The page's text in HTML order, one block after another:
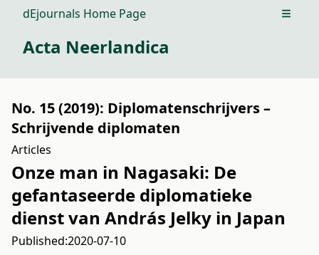
dEjournals Home Page Open
Acta Neerlandica
No. 15 (2019): Diplomatenschrijvers –
Schrijvende diplomaten
Articles
Onze man in Nagasaki: De
gefantaseerde diplomatieke
dienst van András Jelky in Japan
Published:2020-07-10